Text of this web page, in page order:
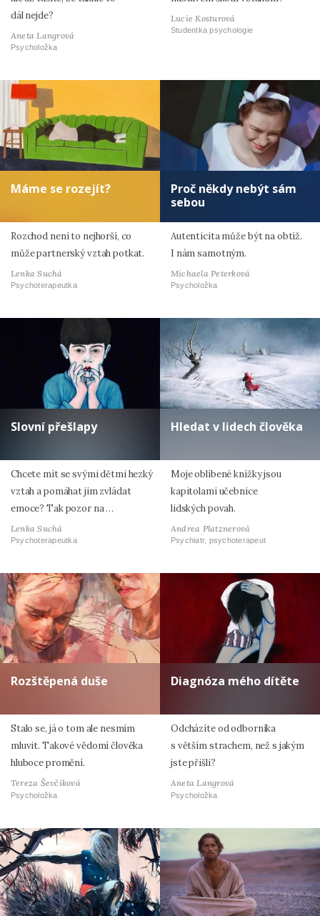
dál nejde?
Aneta Langrová
Psycholožka
Lucie Kosturová
Studentka psychologie
Máme se rozejít?
Rozchod není to nejhorší, co
může partnerský vztah potkat.
Lenka Suchá
Psychoterapeutka
Proč někdy nebýt sám
sebou
Autenticita může být na obtíž.
I nám samotným.
Michaela Peterková
Psycholožka
Slovní přešlapy
Chcete mít se svými dětmi hezký
vztah a pomáhat jim zvládat
emoce? Tak pozor na …
Lenka Suchá
Psychoterapeutka
Hledat v lidech člověka
Moje oblíbené knížky jsou
kapitolami učebnice
lidských povah.
Andrea Platznerová
Psychiatr, psychoterapeut
Rozštěpená duše
Stalo se, já o tom ale nesmím
mluvit. Takové vědomí člověka
hluboce promění.
Tereza Ševčíková
Psycholožka
Diagnóza mého dítěte
Odcházíte od odborníka
s větším strachem, než s jakým
jste přišli?
Aneta Langrová
Psycholožka